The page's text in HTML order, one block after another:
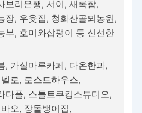
보리은행, 서이, 새록함,
장, 우윳집, 청화산골뫼농원,
부, 호미와삽괭이 등 신선한
, 가실마루카페, 다온한과,
로, 로스트하우스,
다풀, 스톨트쿠킹스튜디오,
오, 장돌뱅이집,